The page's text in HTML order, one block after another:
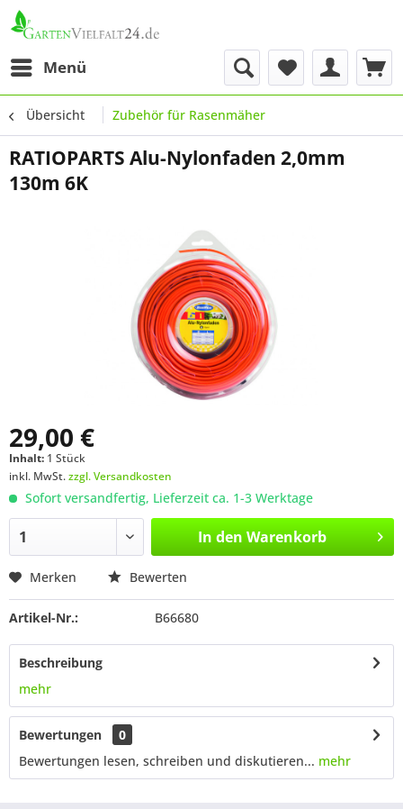
Menü
Übersicht Zubehör für Rasenmäher
RATIOPARTS Alu-Nylonfaden 2,0mm
130m 6K
29,00 €
Inhalt: 1 Stück
inkl. MwSt.zzgl. Versandkosten
Sofort versandfertig, Lieferzeit ca. 1-3 Werktage
In den Warenkorb
Merken Bewerten
Artikel-Nr.: B66680
Beschreibung
mehr
Bewertungen
0
Bewertungen lesen, schreiben und diskutieren... mehr